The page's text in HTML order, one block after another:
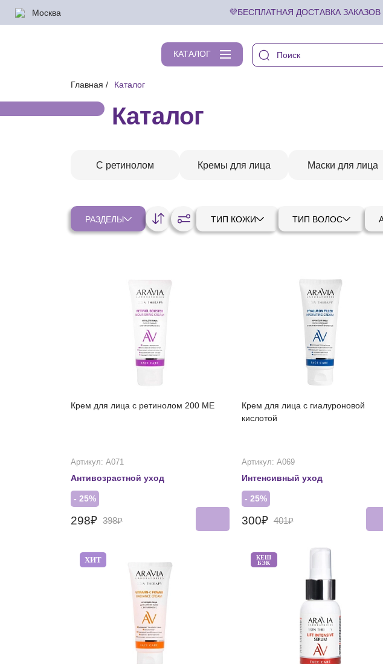
💜БЕСПЛАТНАЯ ДОСТАВКА
Москва
КАТАЛОГ
Главная Каталог
Каталог
С ретинолом Кремы для лица Маски для лица
РАЗДЕЛЫ ТИП КОЖИ ТИП ВОЛОС
Крем для лица с ретинолом 200 МЕ
Артикул: А071
Антивозрастной уход
- 25%
298₽ 398₽
Крем для лица с гиалуроновой
кислотой
Артикул: А069
Интенсивный уход
- 25%
300₽ 401₽
ХИТ
КЕШ
БЭК